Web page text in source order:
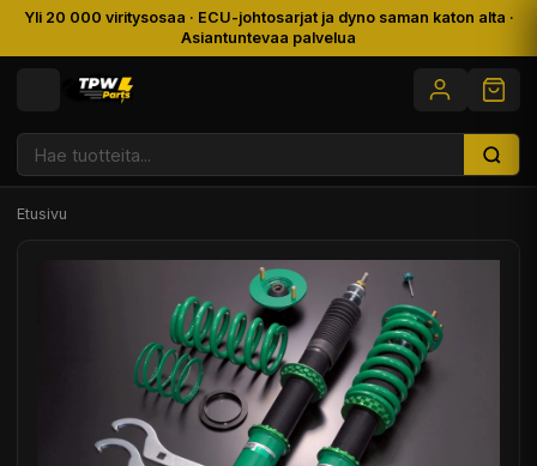
Yli 20 000 viritysosaa · ECU-johtosarjat ja dyno saman katon alta ·
Asiantuntevaa palvelua
Etusivu